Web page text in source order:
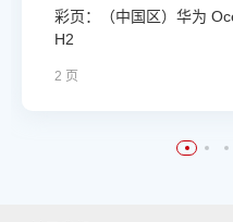
彩页：（中国区）华为
H2
2 页